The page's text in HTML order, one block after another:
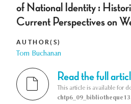
of National Identity :
Current Perspectives on
AUTHOR(S)
Tom Buchanan
Read the full
This article is available for